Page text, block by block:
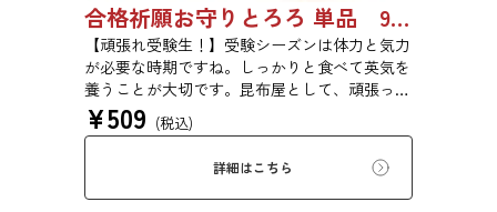
合格祈願お守りとろろ 単品 9639
【頑張れ受験生！】受験シーズンは体力と気力
が必要な時期ですね。しっかりと食べて英気を
養うことが大切です。昆布屋として、頑張って
いる受験生を「食」の面から応援できないか？
そんな想いから、この「合格祈願お守りとろ
ろ」は誕生しました。 【とろろ昆布の粘りで
「粘り勝ち」！】受験生の方への贈り物にもぴ
ったりの桜咲くめでたいパッケージ仕様となり
¥509 (税込)
詳細はこちら